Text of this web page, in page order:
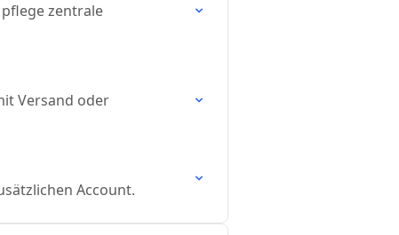
zentrale
Versand oder
Account.